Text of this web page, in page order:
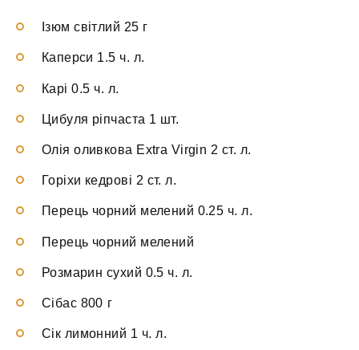
Ізюм світлий 25 г
Каперси 1.5 ч. л.
Карі 0.5 ч. л.
Цибуля ріпчаста 1 шт.
Олія оливкова Extra Virgin 2 ст. л.
Горіхи кедрові 2 ст. л.
Перець чорний мелений 0.25 ч. л.
Перець чорний мелений
Розмарин сухий 0.5 ч. л.
Сібас 800 г
Сік лимонний 1 ч. л.